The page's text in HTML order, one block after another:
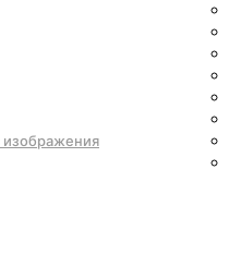
изображения